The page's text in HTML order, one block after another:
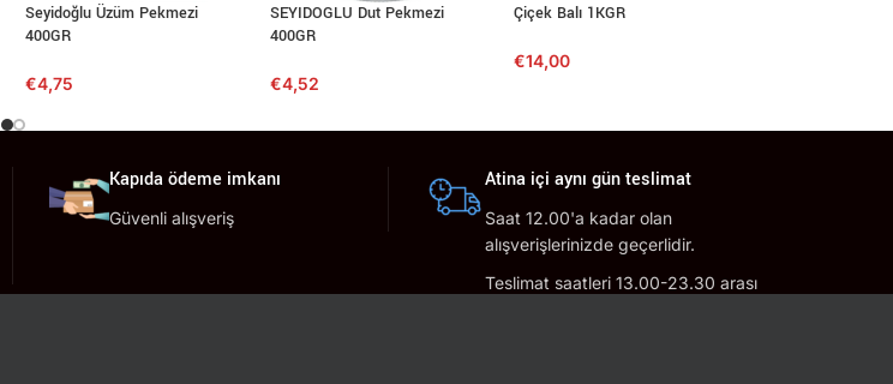
Seyidoğlu Üzüm Pekmezi
400GR
€4,75
SEYIDOGLU Dut Pekmezi
400GR
€4,52
Çiçek Balı 1KGR
€14,00
Kapıda ödeme imkanı
Güvenli alışveriş
Atina içi aynı gün teslimat
Saat 12.00'a kadar olan
alışverişlerinizde geçerlidir.
Teslimat saatleri 13.00-23.30 arası